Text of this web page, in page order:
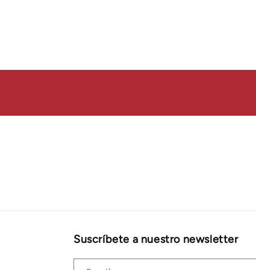
Suscríbete a nuestro newsletter